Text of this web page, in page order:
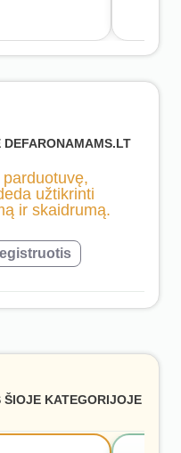
DEFARONAMAMS.LT
užtikrinti
ir skaidrumą.
ŠIOJE KATEGORIJOJE